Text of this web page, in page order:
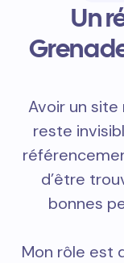
Un
Avoir un site
reste
d’être
bonnes
Mon rôle est